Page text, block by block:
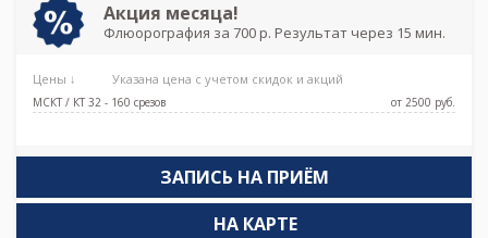
Акция месяца!
Флюорография за 700 р. Результат через 15 мин.
Цены ↓ Указана цена с учетом скидок и акций
МСКТ / КТ 32 - 160 срезов от 2500 pуб.
ЗАПИСЬ НА ПРИЁМ
НА КАРТЕ